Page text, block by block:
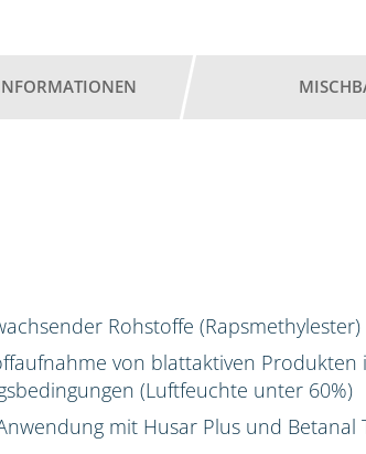
Rohstoffe (Rapsmethylester)
von blattaktiven Produkten
(Luftfeuchte unter 60%)
mit Husar Plus und Betanal